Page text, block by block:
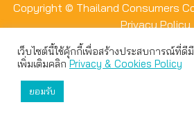
Copyright © Thailand Consumers
Privacy Policy
เว็บไซต์นี้ใช้คุ้กกี้เพื่อสร้างประสบการณ์ที่
เพิ่มเติมคลิกPrivacy & Cookies Policy
ยอมรับ
เว็บไซต์นี้ใช้คุกกี้เพื่อมอบประสบการณ์กา
สามารถเลือกตั้งค่าความเป็นส่วนตัวได้
ยอมรับทั้งหมด